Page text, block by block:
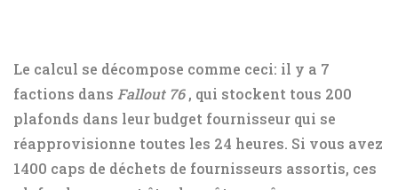
Le calcul se décompose comme ceci: il y a 7
factions dans Fallout 76, qui stockent tous 200
plafonds dans leur budget fournisseur qui se
réapprovisionne toutes les 24 heures. Si vous avez
1400 caps de déchets de fournisseurs assortis, ces